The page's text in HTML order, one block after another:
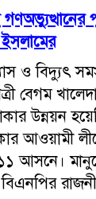
ও বিদ্যুৎ
বেগম
উন্নয়ন
আসনে।